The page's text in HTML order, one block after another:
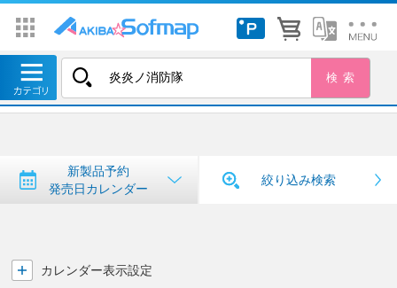
トップ ＞ 新製品予約・発売日カレンダー
新製品予約・発売日カレンダー
新製品予約
発売日カレンダー
絞り込み検索
カレンダー表示設定